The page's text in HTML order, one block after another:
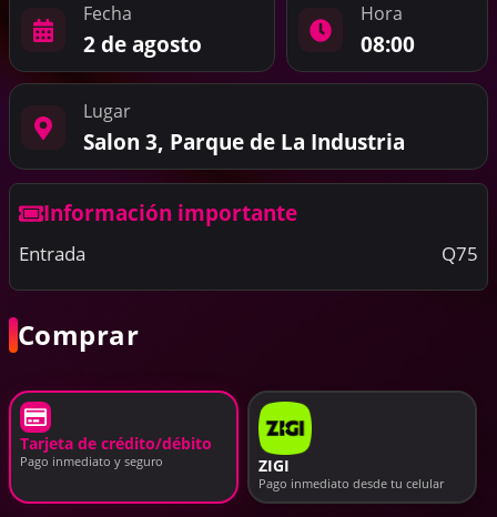
Fecha
2 de agosto
Hora
08:00
Lugar
Salon 3, Parque de La Industria
Información importante
Entrada Q75
Comprar
Tarjeta de crédito/débito
Pago inmediato y seguro ZIGI
Pago inmediato desde tu celular